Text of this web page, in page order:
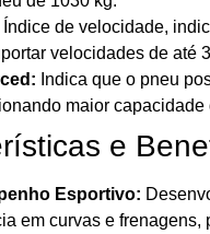
Índice de velocidade,
velocidades de até
Indica que o pneu
maior
e
Esportivo:
em curvas e